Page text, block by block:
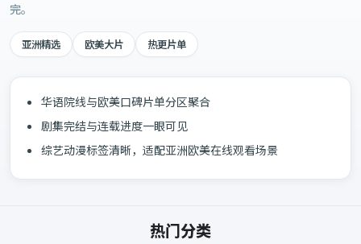
完。
亚洲精选 欧美大片 热更片单
华语院线与欧美口碑片单分区聚合
剧集完结与连载进度一眼可见
综艺动漫标签清晰，适配亚洲欧美在线观看场景
热门分类